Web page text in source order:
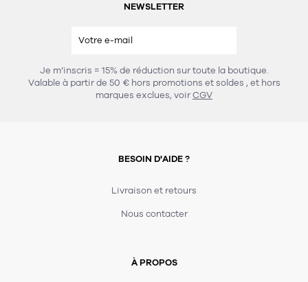
NEWSLETTER
Je m’inscris = 15% de réduction sur toute la boutique.
Valable à partir de 50 € hors promotions et soldes , et hors
marques exclues, voirCGV
BESOIN D'AIDE ?
Livraison et retours
Nous contacter
À PROPOS